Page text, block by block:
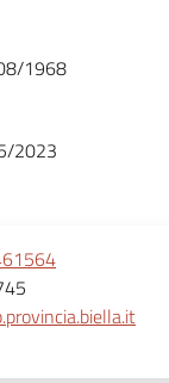
1968
2023